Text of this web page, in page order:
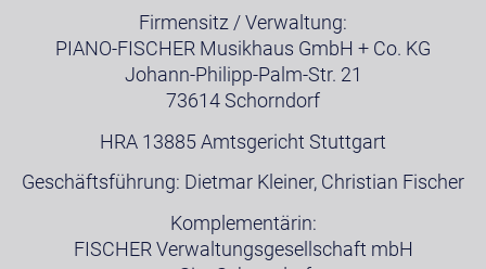
Firmensitz / Verwaltung:
PIANO-FISCHER Musikhaus GmbH + Co. KG
Johann-Philipp-Palm-Str. 21
73614 Schorndorf
HRA 13885 Amtsgericht Stuttgart
Geschäftsführung: Dietmar Kleiner, Christian Fischer
Komplementärin:
FISCHER Verwaltungsgesellschaft mbH